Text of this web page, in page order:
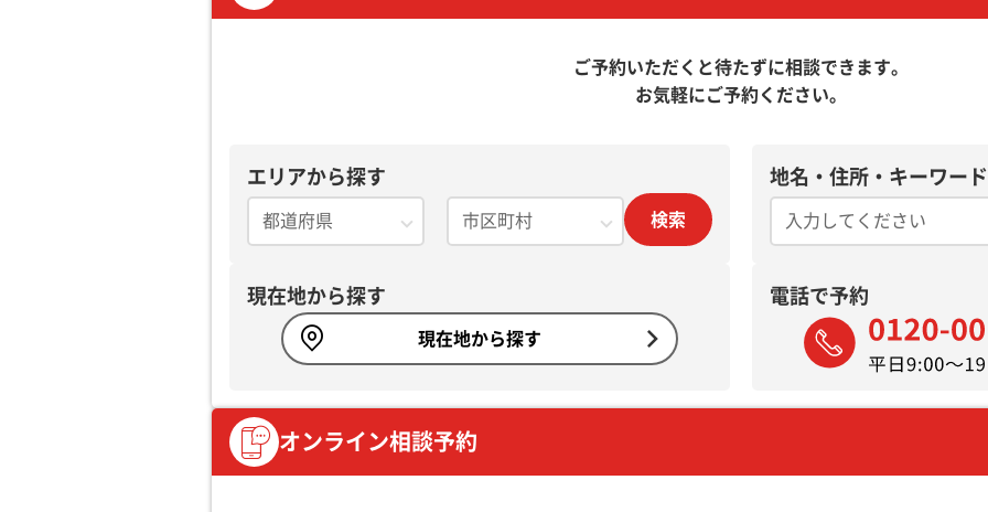
ご予約いただくと待たずに相談できます。
お気軽にご予約ください。
エリアから探す
検索
地名・住所・キーワー
現在地から探す
現在地から探す
電話で予約
オンライン相談予約